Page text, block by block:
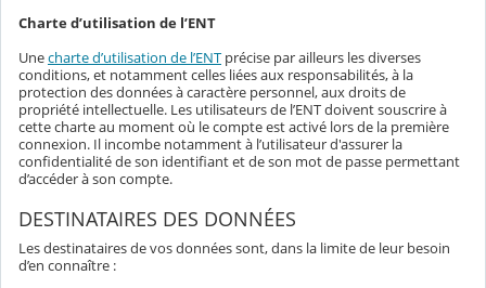
Charte d’utilisation de l’ENT
Unecharte d’utilisation de l’ENT précise par ailleurs les diverses
conditions, et notamment celles liées aux responsabilités, à la
protection des données à caractère personnel, aux droits de
propriété intellectuelle. Les utilisateurs de l’ENT doivent souscrire à
cette charte au moment où le compte est activé lors de la première
connexion. Il incombe notamment à l’utilisateur d'assurer la
confidentialité de son identifiant et de son mot de passe permettant
d’accéder à son compte.
DESTINATAIRES DES DONNÉES
Les destinataires de vos données sont, dans la limite de leur besoin
d’en connaître :